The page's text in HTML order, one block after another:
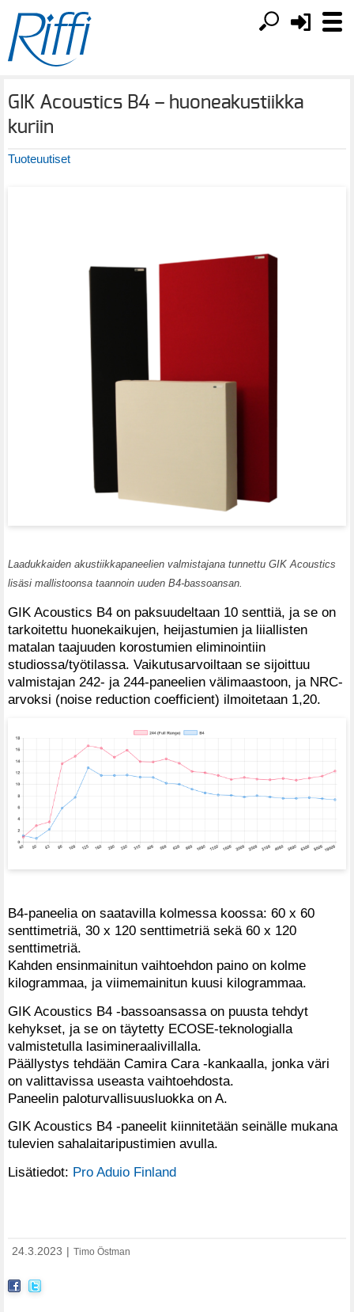
GIK Acoustics B4 – huoneakustiikka
kuriin
Tuoteuutiset
Laadukkaiden akustiikkapaneelien valmistajana tunnettu GIK Acoustics
lisäsi mallistoonsa taannoin uuden B4-bassoansan.
GIK Acoustics B4 on paksuudeltaan 10 senttiä, ja se on
tarkoitettu huonekaikujen, heijastumien ja liiallisten
matalan taajuuden korostumien eliminointiin
studiossa/työtilassa. Vaikutusarvoiltaan se sijoittuu
valmistajan 242- ja 244-paneelien välimaastoon, ja NRC-
arvoksi (noise reduction coefficient) ilmoitetaan 1,20.
B4-paneelia on saatavilla kolmessa koossa: 60 x 60
senttimetriä, 30 x 120 senttimetriä sekä 60 x 120
senttimetriä.
Kahden ensinmainitun vaihtoehdon paino on kolme
kilogrammaa, ja viimemainitun kuusi kilogrammaa.
GIK Acoustics B4 -bassoansassa on puusta tehdyt
kehykset, ja se on täytetty ECOSE-teknologialla
valmistetulla lasimineraalivillalla.
Päällystys tehdään Camira Cara -kankaalla, jonka väri
on valittavissa useasta vaihtoehdosta.
Paneelin paloturvallisuusluokka on A.
GIK Acoustics B4 -paneelit kiinnitetään seinälle mukana
tulevien sahalaitaripustimien avulla.
Lisätiedot: Pro Aduio Finland
24.3.2023 | Timo Östman